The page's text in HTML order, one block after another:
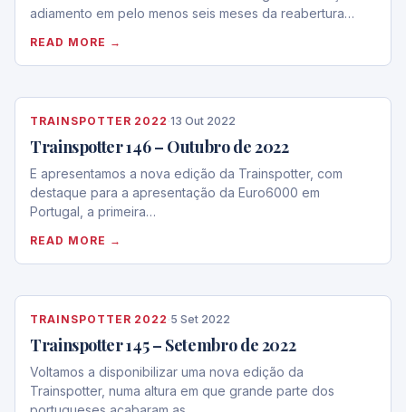
adiamento em pelo menos seis meses da reabertura…
READ MORE →
TRAINSPOTTER 2022 ·13 Out 2022
Trainspotter 146 – Outubro de 2022
E apresentamos a nova edição da Trainspotter, com
destaque para a apresentação da Euro6000 em
Portugal, a primeira…
READ MORE →
TRAINSPOTTER 2022 ·5 Set 2022
Trainspotter 145 – Setembro de 2022
Voltamos a disponibilizar uma nova edição da
Trainspotter, numa altura em que grande parte dos